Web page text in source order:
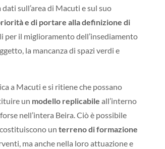
sull’area di Macuti e sul suo
e di portare alla definizione di
per il miglioramento dell’insediamento
la mancanza di spazi verdi e
a Macuti e si ritiene che possano
un modello replicabile all’interno
nell’intera Beira. Ciò è possibile
un terreno di formazione
ma anche nella loro attuazione e